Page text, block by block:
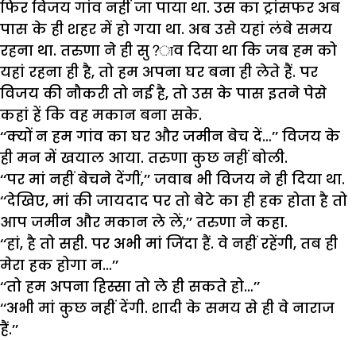
फिर विजय गांव नहीं जा पाया था. उस का ट्रांसफर अब
पास के ही शहर में हो गया था. अब उसे यहां लंबे समय
रहना था. तरुणा ने ही सु?ाव दिया था कि जब हम को
यहां रहना ही है, तो हम अपना घर बना ही लेते हैं. पर
विजय की नौकरी तो नई है, तो उस के पास इतने पेसे
कहां हें कि वह मकान बना सके.
‘‘क्यों न हम गांव का घर और जमीन बेच दें…’’ विजय के
ही मन में खयाल आया. तरुणा कुछ नहीं बोली.
‘‘पर मां नहीं बेचने देंगीं,’’ जवाब भी विजय ने ही दिया था.
‘‘देखिए, मां की जायदाद पर तो बेटे का ही हक होता है तो
आप जमीन और मकान ले लें,’’ तरुणा ने कहा.
‘‘हां, है तो सही. पर अभी मां जिंदा हैं. वे नहीं रहेंगी, तब ही
मेरा हक होगा न…’’
‘‘तो हम अपना हिस्सा तो ले ही सकते हो…’’
‘‘अभी मां कुछ नहीं देंगी. शादी के समय से ही वे नाराज
हैं.’’